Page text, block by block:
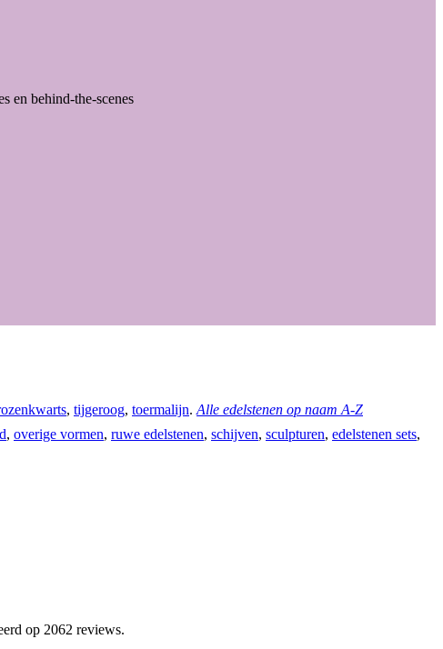
en behind-the-scenes
, tijgeroog, toermalijn. Alle edelstenen op naam A-Z
, overige vormen, ruwe edelstenen, schijven, sculpturen, edelstenen sets,
op 2062 reviews.